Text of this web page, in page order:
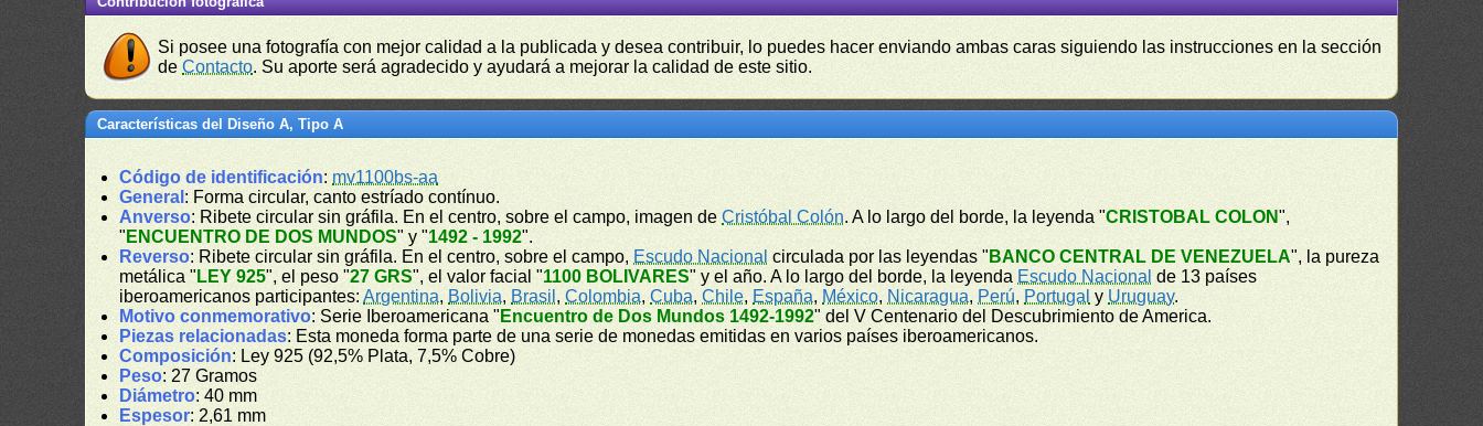
Si posee una fotografía con mejor calidad a la publicada y desea contribuir, lo puedes hacer enviando ambas caras siguiendo las instrucciones en la sección
deContacto. Su aporte será agradecido y ayudará a mejorar la calidad de este sitio.
Características del Diseño A, Tipo A
Código de identificación: mv1100bs-aa
General : Forma circular, canto estríado contínuo.
Anverso: Ribete circular sin gráfila. En el centro, sobre el campo, imagen deCristóbal Colón. A lo largo del borde, la leyenda "CRISTOBAL COLON",
" ENCUENTRO DE DOS MUNDOS" y "1492 - 1992".
Reverso: Ribete circular sin gráfila. En el centro, sobre el campo, Escudo Nacional circulada por las leyendas " BANCO CENTRAL DE VENEZUELA", la pureza
metálica " LEY 925", el peso "27 GRS", el valor facial "1100 BOLIVARES" y el año. A lo largo del borde, la leyenda Escudo Nacional de 13 países
iberoamericanos participantes:Argentina, Bolivia, Brasil ,Colombia,Cuba,Chile, España, México, Nicaragua, Perú, Portugal y Uruguay.
Motivo conmemorativo: Serie Iberoamericana " Encuentro de Dos Mundos 1492-1992" del V Centenario del Descubrimiento de America.
Piezas relacionadas: Esta moneda forma parte de una serie de monedas emitidas en varios países iberoamericanos.
Composición: Ley 925 (92,5% Plata, 7,5% Cobre)
Peso: 27 Gramos
Diámetro: 40 mm
Espesor: 2,61 mm